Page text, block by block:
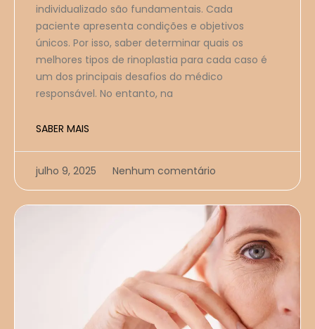
individualizado são fundamentais. Cada
paciente apresenta condições e objetivos
únicos. Por isso, saber determinar quais os
melhores tipos de rinoplastia para cada caso é
um dos principais desafios do médico
responsável. No entanto, na
SABER MAIS
julho 9, 2025 Nenhum comentário